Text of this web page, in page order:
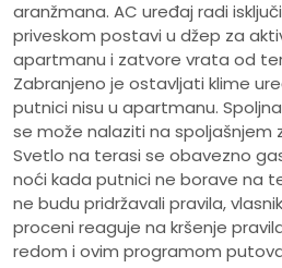
aranžmana. AC uređaj radi
priveskom postavi u džep za
apartmanu i zatvore vrata od
Zabranjeno je ostavljati klime
putnici nisu u apartmanu.
se može nalaziti na spoljašnjem
Svetlo na terasi se obavezno
noći kada putnici ne borave na
ne budu pridržavali pravila,
proceni reaguje na kršenje
redom i ovim programom